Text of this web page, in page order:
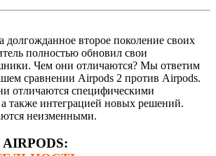
долгожданное второе поколение своих
полностью обновил свои
Чем они отличаются? Мы ответим
сравнении Airpods 2 против Airpods.
отличаются специфическими
также интеграцией новых решений.
неизменными.
AIRPODS: